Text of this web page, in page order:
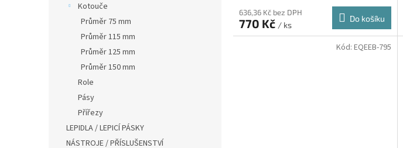
Kotouče
Průměr 75 mm
Průměr 115 mm
Průměr 125 mm
Průměr 150 mm
Role
Pásy
Přířezy
LEPIDLA / LEPICÍ PÁSKY
NÁSTROJE / PŘÍSLUŠENSTVÍ
636,36 Kč bez DPH
770 Kč / ks
Do košíku
Kód: EQEEB-795